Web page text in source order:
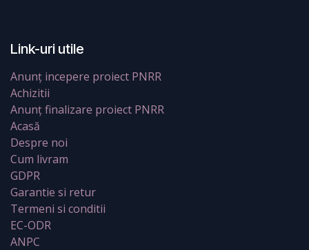
Link-uri utile
Anunț incepere proiect PNRR
Achizitii
Anunț finalizare proiect PNRR
Acasă
Despre noi
Cum livram
GDPR
Garantie si retur
Termeni si conditii
EC-ODR
ANPC